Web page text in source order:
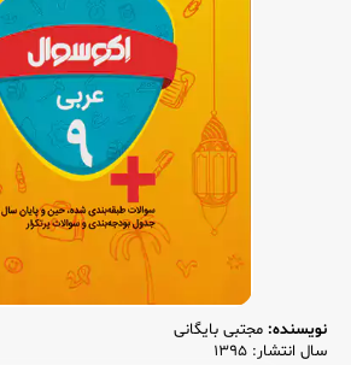
نویسنده: مجتبی بایگانی
سال انتشار: 1395